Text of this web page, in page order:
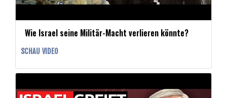
Wie Israel seine Militär-Macht verlieren könnte?
SCHAU VIDEO